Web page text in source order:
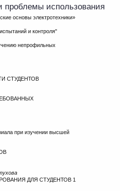
проблемы использования
основы электротехники»
и контроля"
непрофильных
СТУДЕНТОВ
при изучении высшей
ДЛЯ СТУДЕНТОВ 1